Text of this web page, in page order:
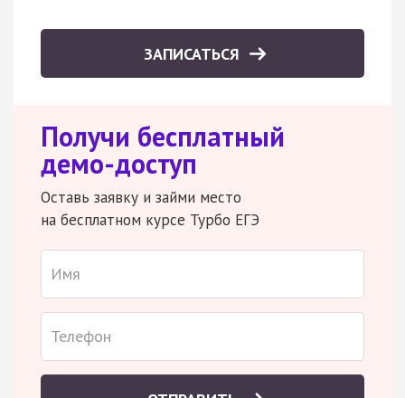
ЗАПИСАТЬСЯ
Получи бесплатный
демо-доступ
Оставь заявку и займи место
на бесплатном курсе Турбо ЕГЭ